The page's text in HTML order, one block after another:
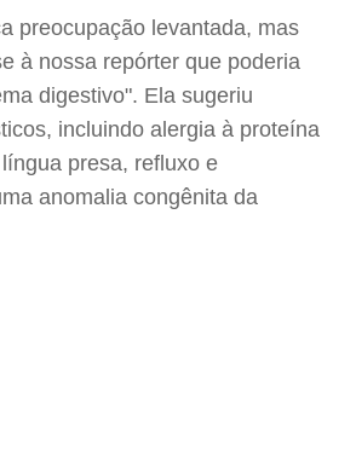
preocupação levantada, mas
à nossa repórter que poderia
digestivo". Ela sugeriu
incluindo alergia à proteína
presa, refluxo e
anomalia congênita da